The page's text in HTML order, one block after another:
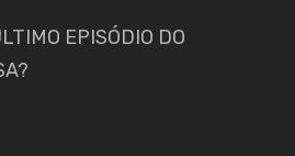
EPISÓDIO DO